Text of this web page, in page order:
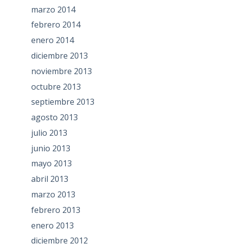
marzo 2014
febrero 2014
enero 2014
diciembre 2013
noviembre 2013
octubre 2013
septiembre 2013
agosto 2013
julio 2013
junio 2013
mayo 2013
abril 2013
marzo 2013
febrero 2013
enero 2013
diciembre 2012